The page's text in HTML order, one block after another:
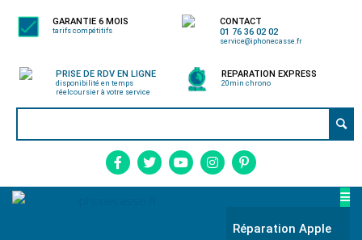
GARANTIE 6 MOIS
tarifs compétitifs
CONTACT
01 76 36 02 02
service@iphonecasse.fr
PRISE DE RDV EN LIGNE
disponibilité en temps
réelcoursier à votre service
REPARATION EXPRESS
20min chrono
Réparation Apple